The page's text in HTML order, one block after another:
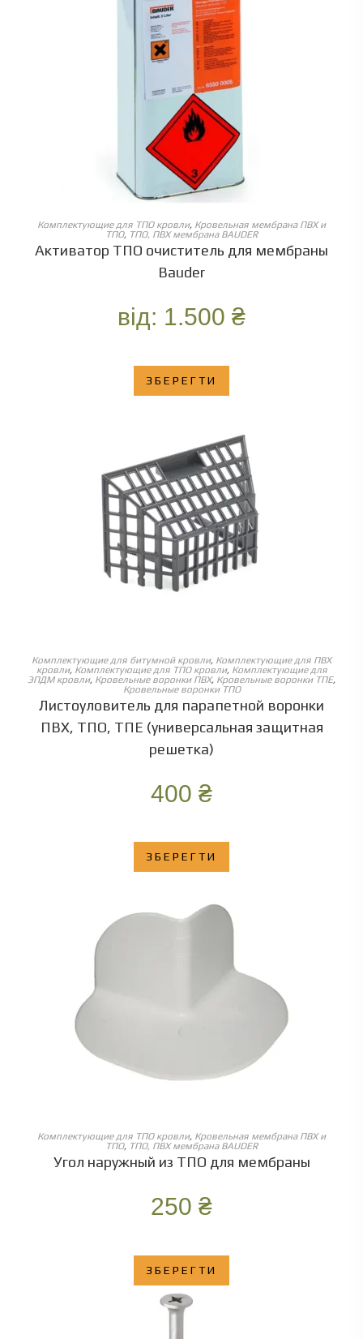
ОБЕРІТЬ ОПЦІЇ
Комплектующие для ТПО кровли, Кровельная мембрана ПВХ и
ТПО, ТПО, ПВХ мембрана BAUDER
Активатор ТПО очиститель для мембраны
Bauder
від: 1.500 ₴
ЗБЕРЕГТИ
ОБЕРІТЬ ОПЦІЇ
Комплектующие для битумной кровли, Комплектующие для ПВХ
кровли, Комплектующие для ТПО кровли, Комплектующие для
ЭПДМ кровли, Кровельные воронки ПВХ, Кровельные воронки ТПЕ,
Кровельные воронки ТПО
Листоуловитель для парапетной воронки
ПВХ, ТПО, ТПЕ (универсальная защитная
решетка)
400 ₴
ЗБЕРЕГТИ
ОБЕРІТЬ ОПЦІЇ
Комплектующие для ТПО кровли, Кровельная мембрана ПВХ и
ТПО, ТПО, ПВХ мембрана BAUDER
Угол наружный из ТПО для мембраны
250 ₴
ЗБЕРЕГТИ